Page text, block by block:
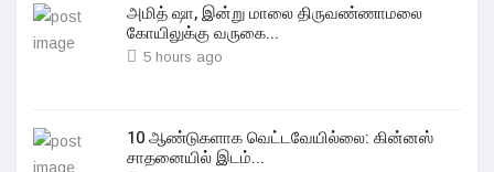
அமித் ஷா, இன்று மாலை திருவண்ணாமலை
கோயிலுக்கு வருகை...
5 hours ago
10 ஆண்டுகளாக வெட்டவேயில்லை: கின்னஸ்
சாதனையில் இடம்...